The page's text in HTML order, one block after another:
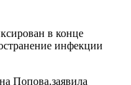
в конце
инфекции
Попова.заявила